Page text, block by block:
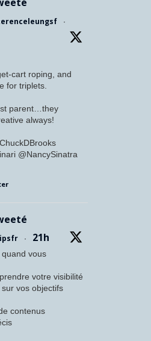
·
cart roping, and
for triplets.
parent…they
always!
@NancySinatra
· 21h
vous
votre visibilité
sur vos objectifs
contenus